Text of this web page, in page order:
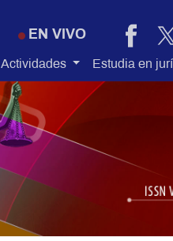
EN VIVO
Actividades Estudia en